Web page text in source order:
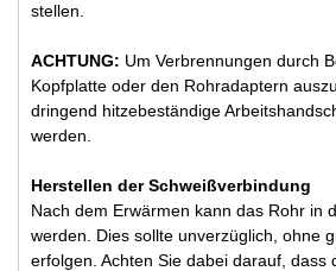
stellen.
ACHTUNG: Um Verbrennungen durch
Kopfplatte oder den Rohradaptern
dringend hitzebeständige
werden.
Herstellen der Schweißverbindung
Nach dem Erwärmen kann das Rohr in
werden. Dies sollte unverzüglich, ohne
erfolgen. Achten Sie dabei darauf, dass